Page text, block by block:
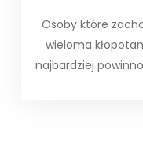
Osoby które
wieloma
najbardziej